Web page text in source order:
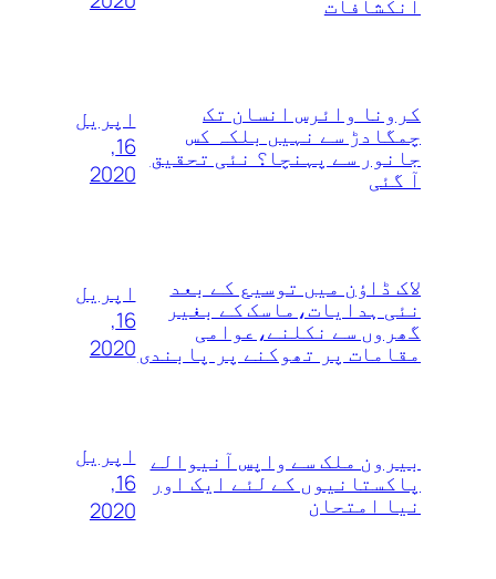
انکشافات
کرونا وائرس انسان تک
چمگادڑ سے نہیں بلکہ کس
جانور سے پہنچا؟ نئی تحقیق
آ گئی
اپریل
16,
2020
لاک ڈاؤن میں توسیع کے بعد
نئی ہدایات،ماسک کے بغیر
گھروں سے نکلنے،عوامی
مقامات پر تھوکنے پر پابندی
اپریل
16,
2020
بیرون ملک سے واپس آنیوالے
پاکستانیوں کے لئے ایک اور
نیا امتحان
اپریل
16,
2020